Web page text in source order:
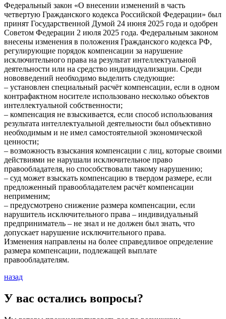
Федеральный закон «О внесении изменений в часть
четвертую Гражданского кодекса Российской Федерации» был
принят Государственной Думой 24 июня 2025 года и одобрен
Советом Федерации 2 июля 2025 года. Федеральным законом
внесены изменения в положения Гражданского кодекса РФ,
регулирующие порядок компенсации за нарушение
исключительного права на результат интеллектуальной
деятельности или на средство индивидуализации. Среди
нововведений необходимо выделить следующие:
– установлен специальный расчёт компенсации, если в одном
контрафактном носителе использовано несколько объектов
интеллектуальной собственности;
– компенсация не взыскивается, если способ использования
результата интеллектуальной деятельности был объективно
необходимым и не имел самостоятельной экономической
ценности;
– возможность взыскания компенсации с лиц, которые своими
действиями не нарушали исключительное право
правообладателя, но способствовали такому нарушению;
– суд может взыскать компенсацию в твердом размере, если
предложенный правообладателем расчёт компенсации
неприменим;
– предусмотрено снижение размера компенсации, если
нарушитель исключительного права – индивидуальный
предприниматель – не знал и не должен был знать, что
допускает нарушение исключительного права.
Изменения направлены на более справедливое определение
размера компенсации, подлежащей выплате
правообладателям.
назад
У вас остались вопросы?